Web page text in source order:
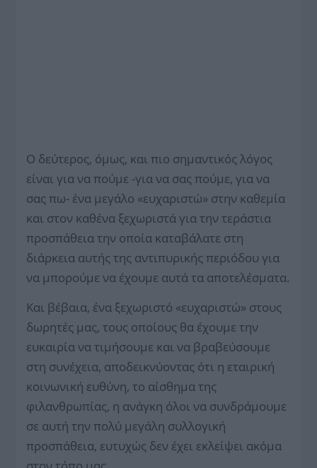
Ο δεύτερος, όμως, και πιο σημαντικός λόγος
είναι για να πούμε -για να σας πούμε, για να
σας πω- ένα μεγάλο «ευχαριστώ» στην καθεμία
και στον καθένα ξεχωριστά για την τεράστια
προσπάθεια την οποία καταβάλατε στη
διάρκεια αυτής της αντιπυρικής περιόδου για
να μπορούμε να έχουμε αυτά τα αποτελέσματα.
Και βέβαια, ένα ξεχωριστό «ευχαριστώ» στους
δωρητές μας, τους οποίους θα έχουμε την
ευκαιρία να τιμήσουμε και να βραβεύσουμε
στη συνέχεια, αποδεικνύοντας ότι η εταιρική
κοινωνική ευθύνη, το αίσθημα της
φιλανθρωπίας, η ανάγκη όλοι να συνδράμουμε
σε αυτή την πολύ μεγάλη συλλογική
προσπάθεια, ευτυχώς δεν έχει εκλείψει ακόμα